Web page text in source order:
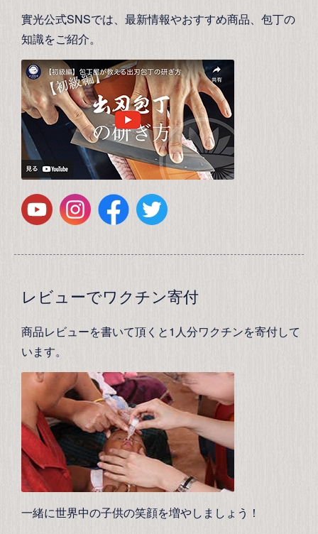
實光公式SNSでは、最新情報やおすすめ商品、包丁の
知識をご紹介。
レビューでワクチン寄付
商品レビューを書いて頂くと1人分ワクチンを寄付して
います。
一緒に世界中の子供の笑顔を増やしましょう！